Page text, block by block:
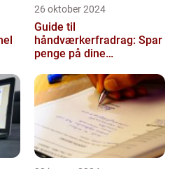
26 oktober 2024
Guide til
håndværkerfradrag: Spar
penge på dine